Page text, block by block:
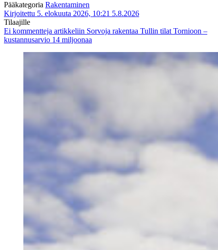
Pääkategoria Rakentaminen
Kirjoitettu 5. elokuuta 2026, 10:21 5.8.2026
Tilaajille
Ei kommentteja artikkeliin Sorvoja rakentaa Tullin tilat Tornioon –
kustannusarvio 14 miljoonaa